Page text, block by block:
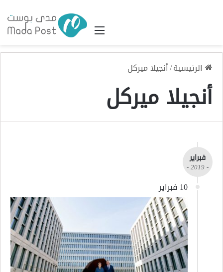
القائمة
الرئيسية/أنجيلا ميركل
أنجيلا ميركل
فبراير
- 2019 -
10 فبراير